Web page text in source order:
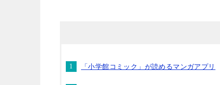
「小学館コミック」が読めるマンガアプリ